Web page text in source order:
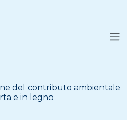
del contributo ambientale
e in legno